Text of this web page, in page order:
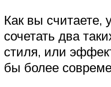
Как вы считаете,
сочетать два
стиля, или
бы более